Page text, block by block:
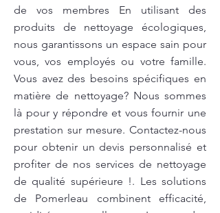
de vos membres En utilisant des
produits de nettoyage écologiques,
nous garantissons un espace sain pour
vous, vos employés ou votre famille.
Vous avez des besoins spécifiques en
matière de nettoyage? Nous sommes
là pour y répondre et vous fournir une
prestation sur mesure. Contactez-nous
pour obtenir un devis personnalisé et
profiter de nos services de nettoyage
de qualité supérieure !. Les solutions
de Pomerleau combinent efficacité,